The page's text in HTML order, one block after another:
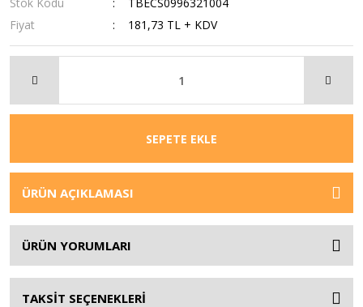
Fiyat
181,73 TL + KDV
SEPETE EKLE
ÜRÜN AÇIKLAMASI
ÜRÜN YORUMLARI
TAKSİT SEÇENEKLERİ